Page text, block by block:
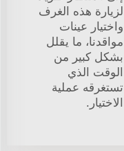
لزيارة هذه الغرف
واختيار عينات
مواقدنا، ما يقلل
بشكل كبير من
الوقت الذي
تستغرقه عملية
الاختيار.